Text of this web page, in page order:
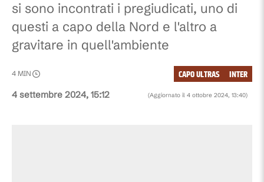
si sono incontrati i pregiudicati, uno di
questi a capo della Nord e l'altro a
gravitare in quell'ambiente
4 settembre 2024, 15:12 (Aggiornato il 4 ottobre 2024, 13:40)
4 MIN INTER
CAPO ULTRAS